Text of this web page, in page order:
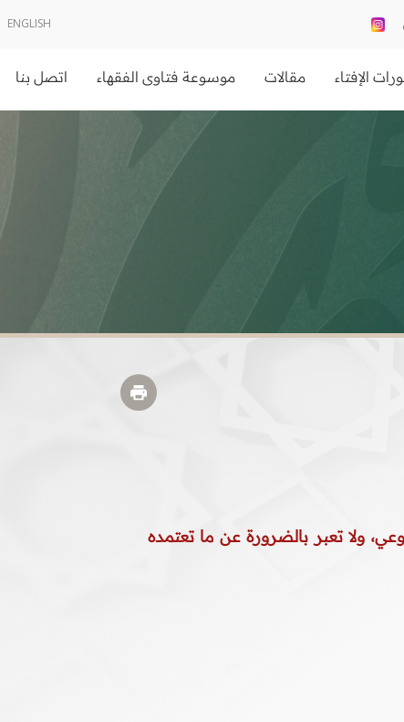
ENGLISH
الإفتاء مقالات موسوعة فتاوى الفقهاء اتصل بنا
ولا تعبر بالضرورة عن ما تعتمده